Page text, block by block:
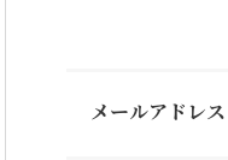
メールアドレス